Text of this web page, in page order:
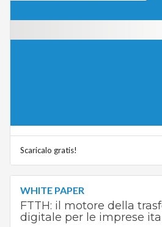
Scaricalo gratis!
WHITE PAPER
FTTH: il motore della
digitale per le imprese